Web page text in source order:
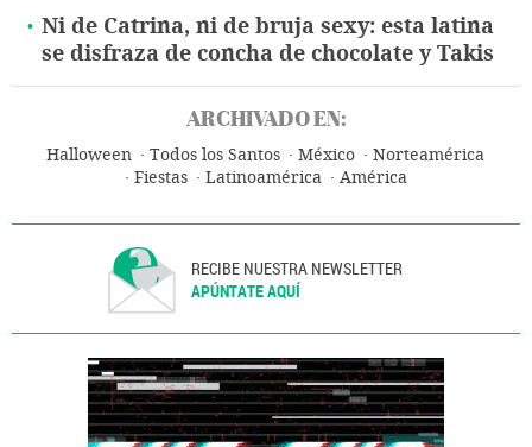
Ni de Catrina, ni de bruja sexy: esta latina
se disfraza de concha de chocolate y Takis
ARCHIVADO EN:
Halloween Todos los Santos México
Norteamérica
Fiestas
Latinoamérica América
RECIBE NUESTRA NEWSLETTER
APÚNTATE AQUÍ